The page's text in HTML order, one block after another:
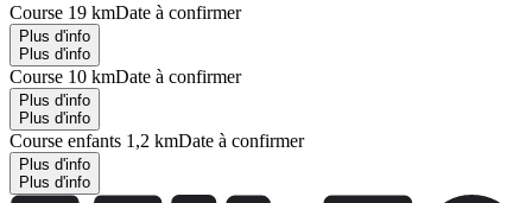
Course 19 kmDate à confirmer
Plus d'info
Plus d'info
Course 10 kmDate à confirmer
Plus d'info
Plus d'info
Course enfants 1,2 kmDate à confirmer
Plus d'info
Plus d'info